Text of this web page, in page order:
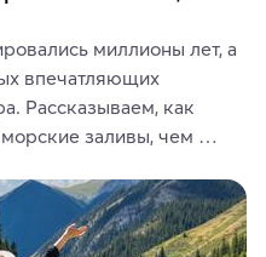
миллионы лет, а
впечатляющих
Рассказываем, как
заливы, чем
и какие точки